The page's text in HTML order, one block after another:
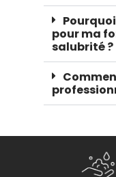
pour ma
salubrité ?